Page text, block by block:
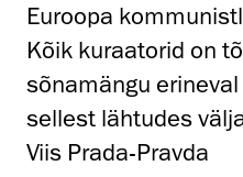
Euroopa
Kõik kuraatorid on
sõnamängu
sellest lähtudes
Viis Prada-Pravda